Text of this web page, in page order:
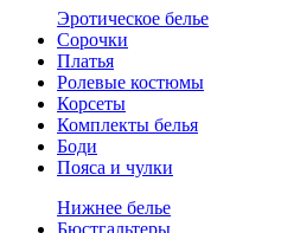
Эротическое белье
Сорочки
Платья
Ролевые костюмы
Корсеты
Комплекты белья
Боди
Пояса и чулки
Нижнее белье
Бюстгальтеры